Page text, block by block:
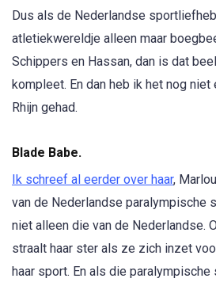
Dus als de Nederlandse
atletiekwereldje alleen maar
Schippers en Hassan, dan is dat
kompleet. En dan heb ik het nog
Rhijn gehad.
Blade Babe.
Ik schreef al eerder over haar,
van de Nederlandse paralympische
niet alleen die van de Nederlandse.
straalt haar ster als ze zich inzet
haar sport. En als die